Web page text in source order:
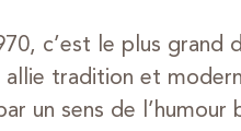
c’est le plus grand
allie tradition et
un sens de l’humour